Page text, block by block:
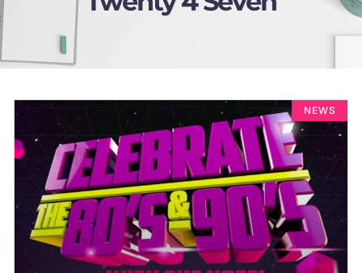
NEWS